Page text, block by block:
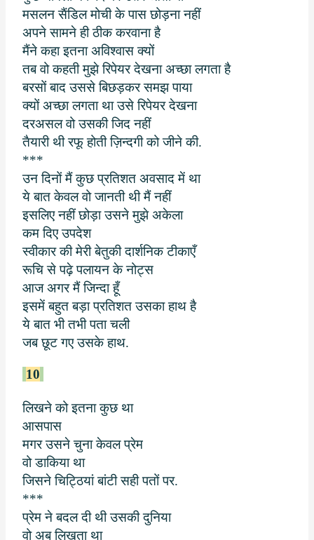
मसलन सैंडिल मोची के पास छोड़ना नहीं
अपने सामने ही ठीक करवाना है
मैंने कहा इतना अविश्वास क्यों
तब वो कहती मुझे रिपेयर देखना अच्छा लगता है
बरसों बाद उससे बिछड़कर समझ पाया
क्यों अच्छा लगता था उसे रिपेयर देखना
दरअसल वो उसकी जिद नहीं
तैयारी थी रफू होती ज़िन्दगी को जीने की.
***
उन दिनों मैं कुछ प्रतिशत अवसाद में था
ये बात केवल वो जानती थी मैं नहीं
इसलिए नहीं छोड़ा उसने मुझे अकेला
कम दिए उपदेश
स्वीकार की मेरी बेतुकी दार्शनिक टीकाएँ
रूचि से पढ़े पलायन के नोट्स
आज अगर मैं जिन्दा हूँ
इसमें बहुत बड़ा प्रतिशत उसका हाथ है
ये बात भी तभी पता चली
जब छूट गए उसके हाथ.
10
लिखने को इतना कुछ था
आसपास
मगर उसने चुना केवल प्रेम
वो डाकिया था
जिसने चिट्ठियां बांटी सही पतों पर.
***
प्रेम ने बदल दी थी उसकी दुनिया
वो अब लिखता था